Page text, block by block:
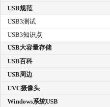
USB规范
USB3测试
USB3知识点
USB大容量存储
USB百科
USB周边
UVC摄像头
Windows系统USB